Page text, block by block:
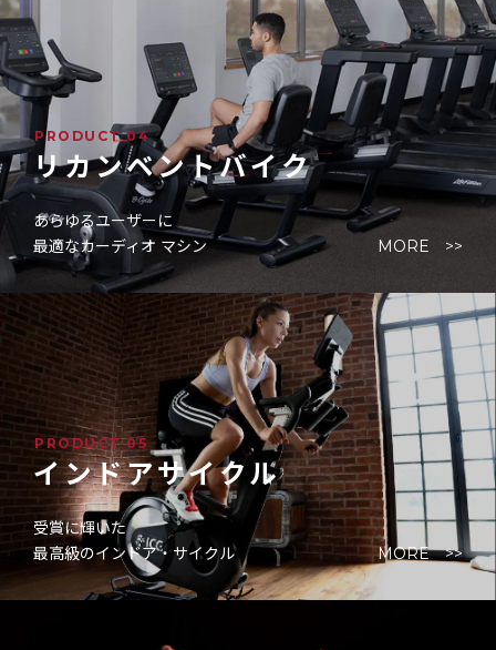
PRODUCT 04
リカンベントバイク
あらゆるユーザーに
最適なカーディオ マシン
MORE >>
PRODUCT 05
インドアサイクル
受賞に輝いた
最高級のインドア・サイクル
MORE >>